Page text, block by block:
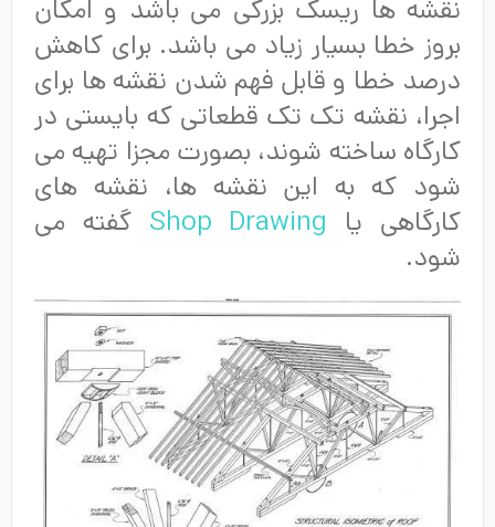
نقشه ها ریسک بزرگی می باشد و امکان
بروز خطا بسیار زیاد می باشد. برای کاهش
درصد خطا و قابل فهم شدن نقشه ها برای
اجرا، نقشه تک تک قطعاتی که بایستی در
کارگاه ساخته شوند، بصورت مجزا تهیه می
شود که به این نقشه ها، نقشه های
کارگاهی یا Shop Drawingگفته می
شود.